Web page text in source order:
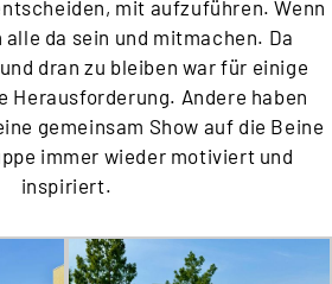
mit aufzuführen. Wenn
alle da sein und mitmachen. Da
dran zu bleiben war für einige
Herausforderung. Andere haben
gemeinsam Show auf die Beine
immer wieder motiviert und
inspiriert.